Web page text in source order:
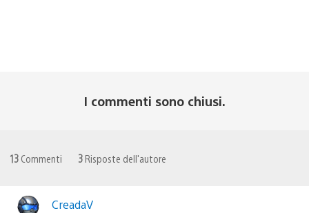
I commenti sono chiusi.
13 Commenti 3 Risposte dell'autore
CreadaV